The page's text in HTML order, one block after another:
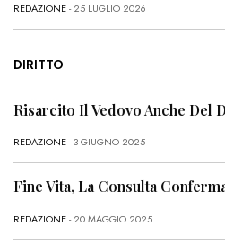
REDAZIONE- 25 LUGLIO 2026
DIRITTO
Risarcito Il Vedovo Anche Del
REDAZIONE- 3 GIUGNO 2025
Fine Vita, La Consulta
REDAZIONE- 20 MAGGIO 2025